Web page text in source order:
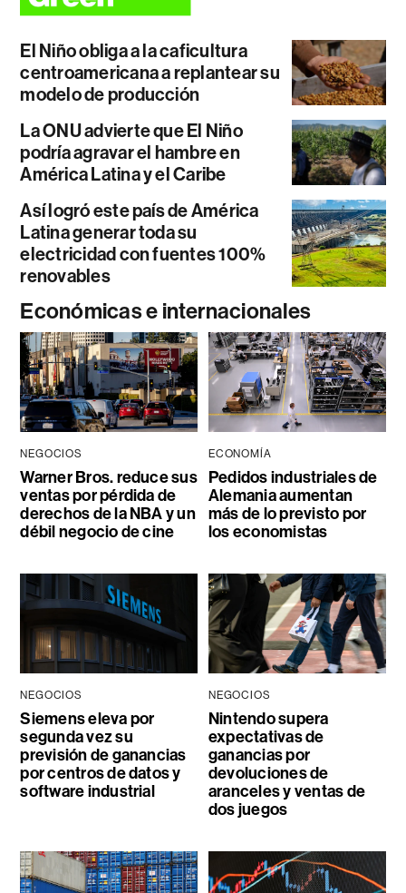
El Niño obliga a la caficultura
centroamericana a replantear su
modelo de producción
La ONU advierte que El Niño
podría agravar el hambre en
América Latina y el Caribe
Así logró este país de América
Latina generar toda su
electricidad con fuentes 100%
renovables
Económicas e internacionales
NEGOCIOS
Warner Bros. reduce sus
ventas por pérdida de
derechos de la NBA y un
débil negocio de cine
ECONOMÍA
Pedidos industriales de
Alemania aumentan
más de lo previsto por
los economistas
NEGOCIOS
Siemens eleva por
segunda vez su
previsión de ganancias
por centros de datos y
software industrial
NEGOCIOS
Nintendo supera
expectativas de
ganancias por
devoluciones de
aranceles y ventas de
dos juegos